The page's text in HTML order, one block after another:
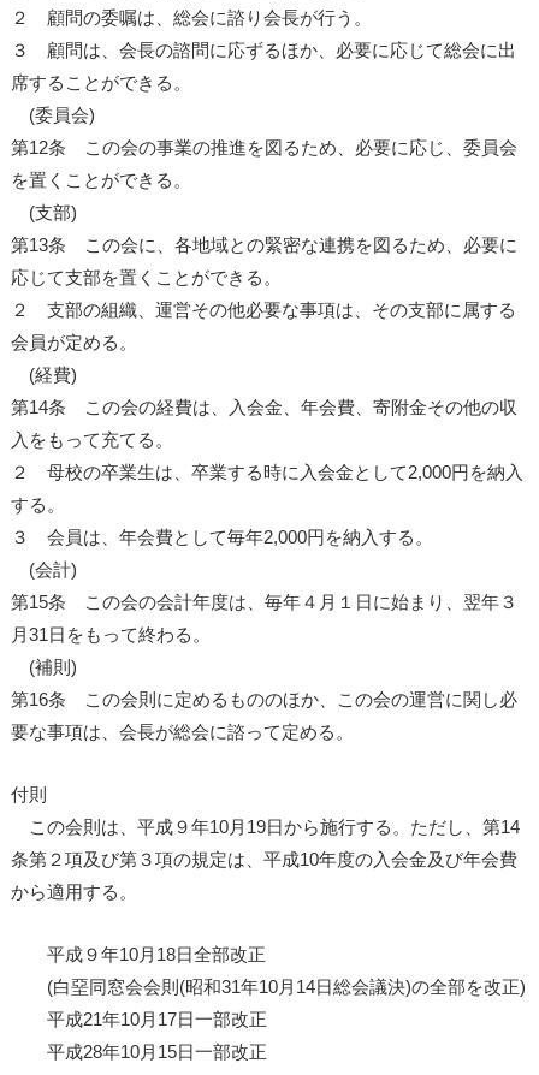
２ 顧問の委嘱は、総会に諮り会長が行う。
３ 顧問は、会長の諮問に応ずるほか、必要に応じて総会に出
席することができる。
(委員会)
第12条 この会の事業の推進を図るため、必要に応じ、委員会
を置くことができる。
(支部)
第13条 この会に、各地域との緊密な連携を図るため、必要に
応じて支部を置くことができる。
２ 支部の組織、運営その他必要な事項は、その支部に属する
会員が定める。
(経費)
第14条 この会の経費は、入会金、年会費、寄附金その他の収
入をもって充てる。
２ 母校の卒業生は、卒業する時に入会金として2,000円を納入
する。
３ 会員は、年会費として毎年2,000円を納入する。
(会計)
第15条 この会の会計年度は、毎年４月１日に始まり、翌年３
月31日をもって終わる。
(補則)
第16条 この会則に定めるもののほか、この会の運営に関し必
要な事項は、会長が総会に諮って定める。
付則
この会則は、平成９年10月19日から施行する。ただし、第14
条第２項及び第３項の規定は、平成10年度の入会金及び年会費
から適用する。
平成９年10月18日全部改正
(白堊同窓会会則(昭和31年10月14日総会議決)の全部を改正)
平成21年10月17日一部改正
平成28年10月15日一部改正